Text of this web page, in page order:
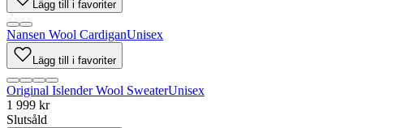
Lägg till i favoriter
Nansen Wool CardiganUnisex
Lägg till i favoriter
Original Islender Wool SweaterUnisex
1 999 kr
Slutsåld